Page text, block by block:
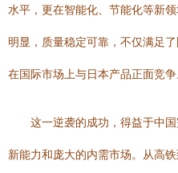
水平，更在智能化、节能化等新
明显，质量稳定可靠，不仅满足
在国际市场上与日本产品正面竞争
这一逆袭的成功，得益于中
新能力和庞大的内需市场。从高